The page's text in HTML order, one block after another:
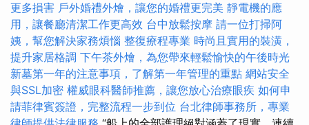
更多損害 戶外婚禮外燴，讓您的婚禮更完美 靜電機的應
用，讓餐廳清潔工作更高效 台中放鬆按摩 請一位打掃阿
姨，幫您解決家務煩惱 整復療程專業 時尚且實用的裝潢，
提升家居格調 下午茶外燴，為您帶來輕鬆愉快的午後時光
新墓第一年的注意事項，了解第一年管理的重點 網站安全
與SSL加密 權威眼科醫師推薦，讓您放心治療眼疾 如何申
請菲律賓簽證，完整流程一步到位 台北律師事務所，專業